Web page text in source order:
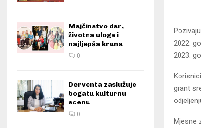
2022.
2023.
grant
Mjesne
Majčinstvo dar,
životna uloga i
najljepša kruna
0
Derventa zaslužuje
bogatu kulturnu
scenu
0